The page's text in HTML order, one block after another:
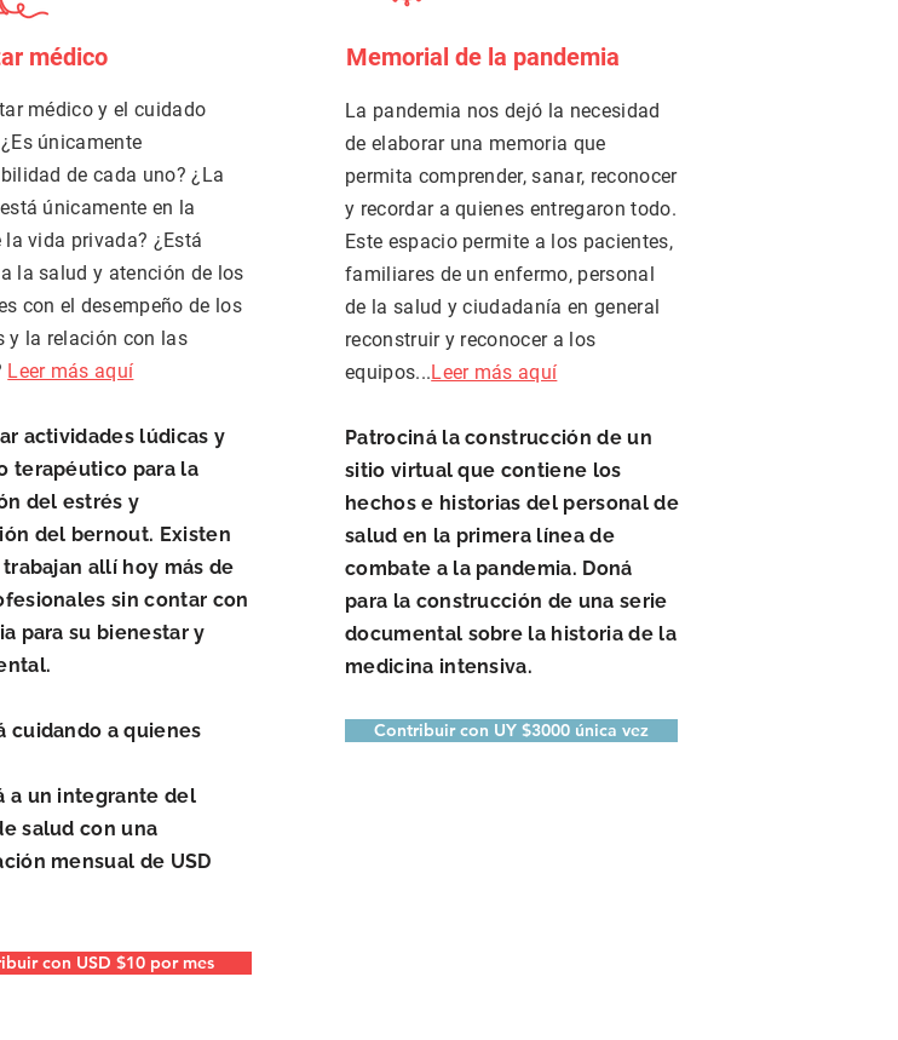
médico
médico y el cuidado
únicamente
de cada uno? ¿La
únicamente en la
la vida privada? ¿Está
la salud y atención de los
con el desempeño de los
y la relación con las
Leer más aquí
actividades lúdicas y
terapéutico para la
del estrés y
del bernout. Existen
trabajan allí hoy más de
sin contar con
para su bienestar y
cuidando a quienes
a un integrante del
salud con una
mensual de USD
con USD $10 por mes
Memorial de la pandemia
La pandemia nos dejó la necesidad
de elaborar una memoria que
permita comprender, sanar, reconocer
y recordar a quienes entregaron todo.
Este espacio permite a los pacientes,
familiares de un enfermo, personal
de la salud y ciudadanía en general
reconstruir y reconocer a los
equipos...Leer más aquí
Patrociná la construcción de un
sitio virtual que contiene los
hechos e historias del personal de
salud en la primera línea de
combate a la pandemia. Doná
para la construcción de una serie
documental sobre la historia de la
medicina intensiva.
Contribuir con UY $3000 única vez